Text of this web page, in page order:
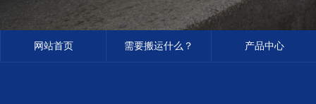
网站首页 需要搬运什么？ 产品中心